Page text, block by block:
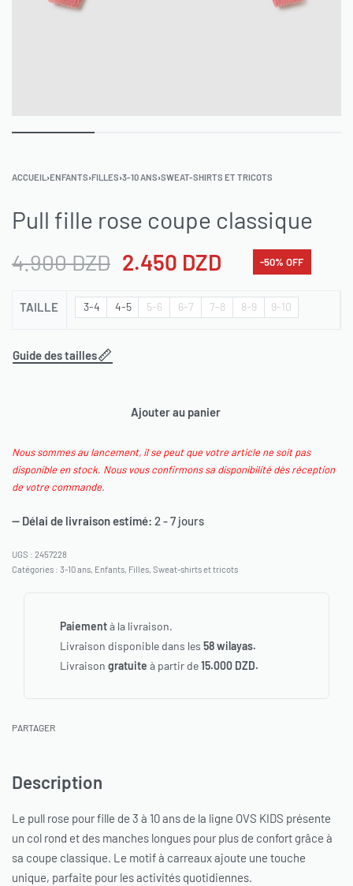
ACCUEIL ›ENFANTS›FILLES›3-10 ANS›SWEAT-SHIRTS ET TRICOTS
Pull fille rose coupe classique
4.900DZD 2.450 DZD -50% OFF
TAILLE 3-4 4-5 5-6 6-7 7-8 8-9 9-10
Guide des tailles
Ajouter au panier
Nous sommes au lancement, il se peut que votre article ne soit pas
disponible en stock. Nous vous confirmons sa disponibilité dès réception
de votre commande.
— Délai de livraison estimé: 2 - 7 jours
2457228
Catégories : 3-10 ans Enfants Filles Sweat-shirts et tricots
Paiementà la livraison.
Livraison disponible dans les 58 wilayas.
Livraison gratuite à partir de15.000 DZD.
PARTAGER
Description
Le pull rose pour fille de 3 à 10 ans de la ligne OVS KIDS présente
un col rond et des manches longues pour plus de confort grâce à
sa coupe classique. Le motif à carreaux ajoute une touche
unique, parfaite pour les activités quotidiennes.